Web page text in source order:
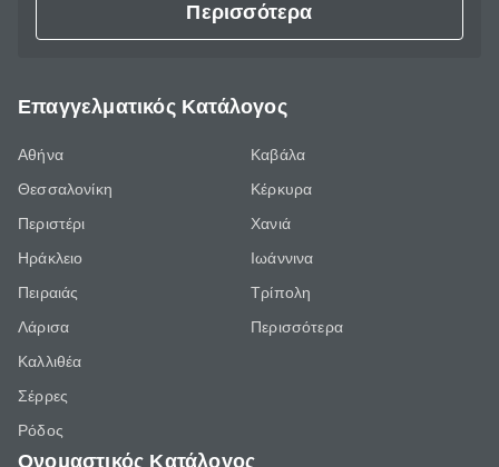
Περισσότερα
Επαγγελματικός Κατάλογος
Αθήνα
Θεσσαλονίκη
Περιστέρι
Ηράκλειο
Πειραιάς
Λάρισα
Καλλιθέα
Σέρρες
Ρόδος
Καβάλα
Κέρκυρα
Χανιά
Ιωάννινα
Τρίπολη
Περισσότερα
Ονομαστικός Κατάλογος